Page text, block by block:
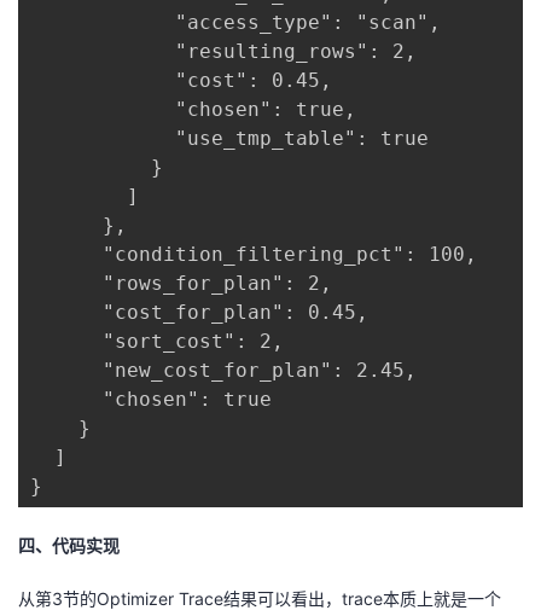
            "access_type": "scan",
            "resulting_rows": 2,
            "cost": 0.45,
            "chosen": true,
            "use_tmp_table": true
          }
        ]
      },
      "condition_filtering_pct": 100,
      "rows_for_plan": 2,
      "cost_for_plan": 0.45,
      "sort_cost": 2,
      "new_cost_for_plan": 2.45,
      "chosen": true
    }
  ]
}
四、 代码实现
从第3节的Optimizer Trace结果可以看出，trace本质上就是一个